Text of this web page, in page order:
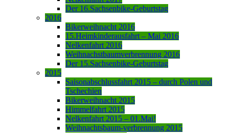
Der 16.Sachsenbike-Geburtstag
2016
Bikerweihnacht 2016
15.Heimkinderausfahrt – Mai 2016
Nelkenfahrt 2016
Weihnachstbaumverbrennung 2016
Der 15.Sachsenbike-Geburtstag
2015
Saisonabschlussfahrt 2015 – durch Polen und
Tschechien
Bikerweihnacht 2015
Himmelfahrt 2015
Nelkenfahrt 2015 – 01.Mai!
Weihnachtsbaum-verbrennung 2015